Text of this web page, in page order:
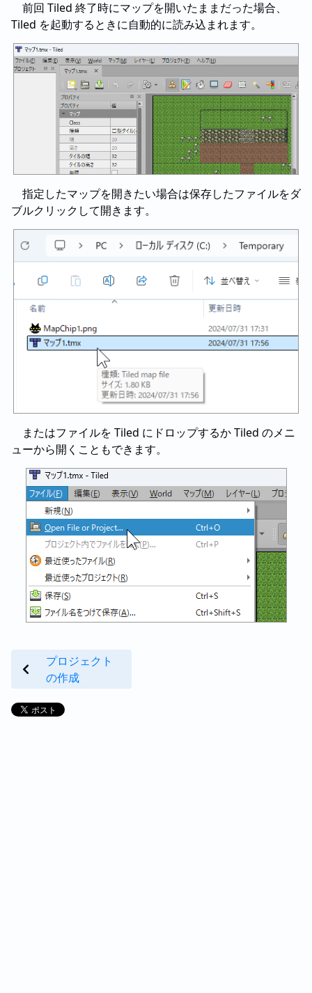
前回 Tiled 終了時にマップを開いたままだった場合、
Tiled を起動するときに自動的に読み込まれます。
指定したマップを開きたい場合は保存したファイルをダ
ブルクリックして開きます。
またはファイルを Tiled にドロップするか Tiled のメニ
ューから開くこともできます。
プロジェクト
の作成